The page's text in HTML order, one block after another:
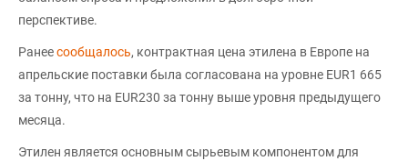
перспективе.
Ранеесообщалось, контрактная цена этилена в Европе на
апрельские поставки была согласована на уровне EUR1 665
за тонну, что на EUR230 за тонну выше уровня предыдущего
месяца.
Этилен является основным сырьевым компонентом для